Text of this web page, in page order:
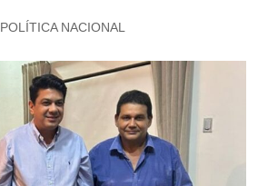
POLÍTICA NACIONAL